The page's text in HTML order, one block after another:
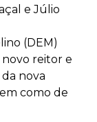
e Júlio
(DEM)
reitor e
nova
como de